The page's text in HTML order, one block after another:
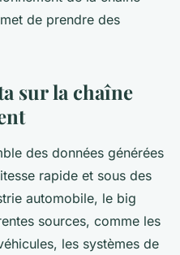
de prendre des
sur la chaîne
des données générées
rapide et sous des
automobile, le big
sources, comme les
les systèmes de